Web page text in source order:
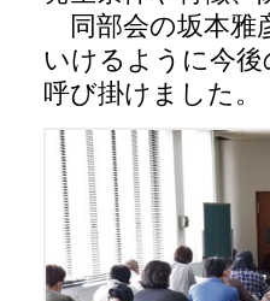
同部会の坂本雅
いけるように今
呼び掛けました。